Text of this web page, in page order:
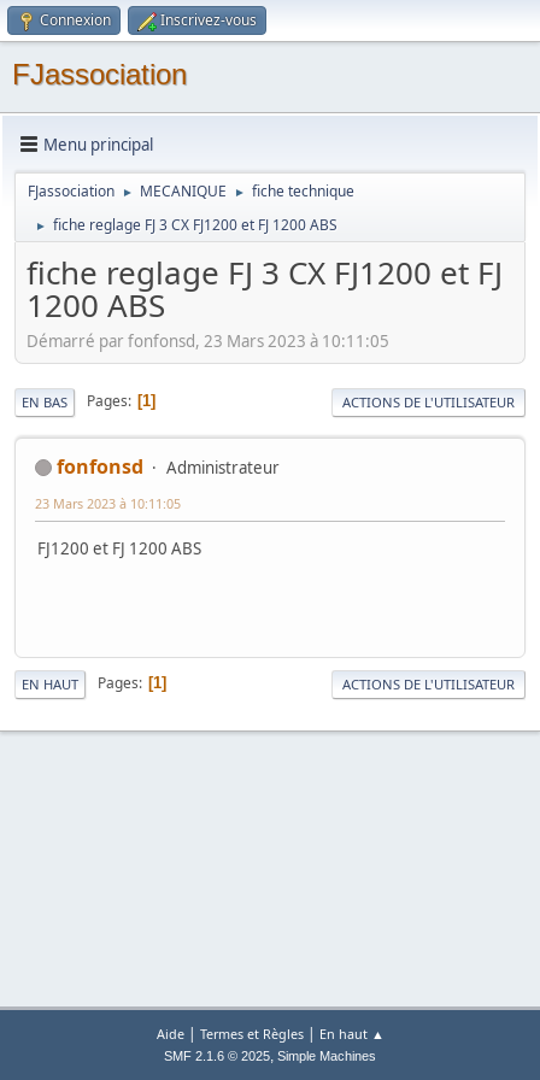
Connexion Inscrivez-vous
FJassociation
Menu principal
FJassociation ► MECANIQUE ► fiche technique
► fiche reglage FJ 3 CX FJ1200 et FJ 1200 ABS
fiche reglage FJ 3 CX FJ1200 et FJ
1200 ABS
Démarré par fonfonsd, 23 Mars 2023 à 10:11:05
EN BAS Pages 1 ACTIONS DE L'UTILISATEUR
fonfonsd Administrateur
23 Mars 2023 à 10:11:05
FJ1200 et FJ 1200 ABS
EN HAUT Pages 1 ACTIONS DE L'UTILISATEUR
Aide| Termes et Règles| En haut ▲
SMF 2.1.6 © 2025, Simple Machines